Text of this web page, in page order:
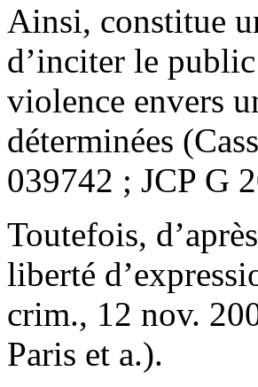
Ainsi, constitue
d’inciter le
violence envers
déterminées
039742 ; JCP G
Toutefois,
liberté
crim., 12 nov.
Paris et a.).